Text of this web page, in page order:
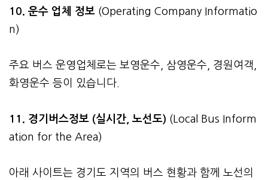
10. 운수 업체 정보 (Operating Company Informatio
n)
주요 버스 운영업체로는 보영운수, 삼영운수, 경원여객,
화영운수 등이 있습니다.
11. 경기버스정보 (실시간, 노선도) (Local Bus Inform
ation for the Area)
아래 사이트는 경기도 지역의 버스 현황과 함께 노선의